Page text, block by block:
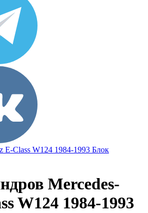
E-Class W124 1984-1993 Блок
Mercedes-
W124 1984-1993